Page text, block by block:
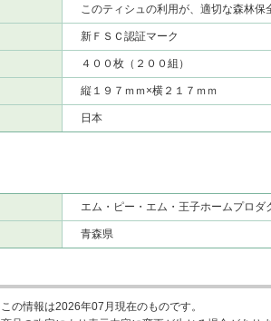
このティシュの利用が、適切な森林保
新ＦＳＣ認証マーク
４００枚（２００組）
縦１９７ｍｍ×横２１７ｍｍ
日本
エム・ピー・エム・王子ホームプロダ
青森県
この情報は2026年07月現在のものです。